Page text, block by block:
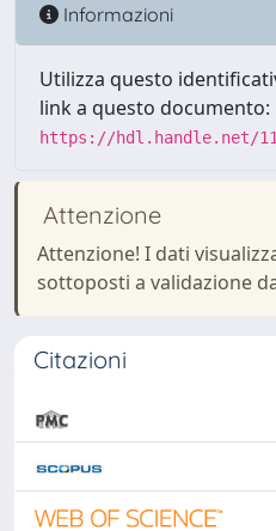
Informazioni
Utilizza questo
link a questo documento:
https://hdl.handle.net/
Attenzione
Attenzione! I dati
sottoposti a validazione
Citazioni